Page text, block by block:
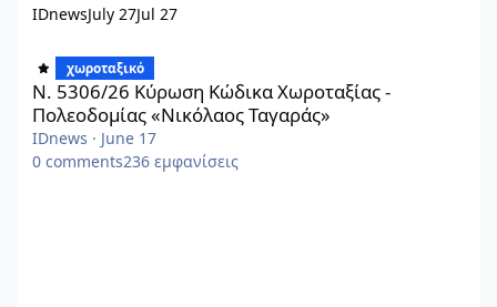
IDnewsJuly 27Jul 27
χωροταξικό
N. 5306/26 Κύρωση Κώδικα Χωροταξίας -
Πολεοδομίας «Νικόλαος Ταγαράς»
IDnews · June 17
0 comments236 εμφανίσεις